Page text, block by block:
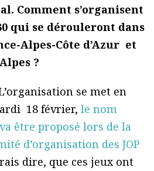
Comment s’organisent
qui se dérouleront dans
Alpes-Côte d’Azur et
?
se met en
18 février, le nom
être proposé lors de la
d’organisation des JOP
dire, que ces jeux ont